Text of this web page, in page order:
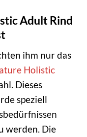
Adult Rind
ihm nur das
Holistic
Dieses
speziell
werden. Die